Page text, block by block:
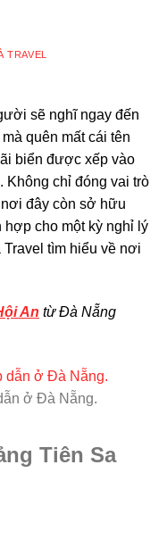
TRAVEL
sẽ nghĩ ngay đến
quên mất cái tên
biển được xếp vào
Không chỉ đóng vai trò
đây còn sở hữu
cho một kỳ nghỉ lý
tìm hiểu về nơi
An từ Đà Nẵng
ở Đà Nẵng.
Tiên Sa